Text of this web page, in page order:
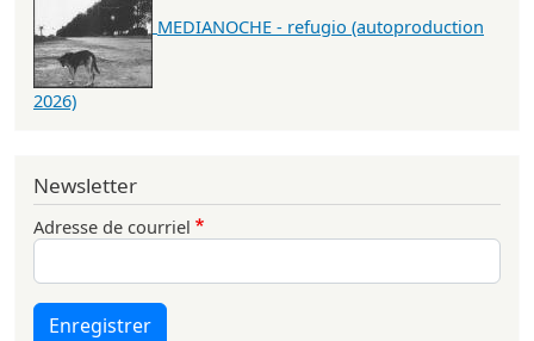
MEDIANOCHE - refugio (autoproduction
2026)
Newsletter
Adresse de courriel
Enregistrer